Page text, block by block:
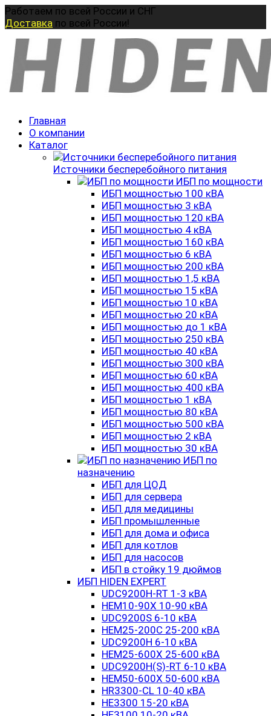
Перейти
к
Работаем по всей России и СНГ
Доставка по всей России!
Главная
О компании
Каталог
Источники бесперебойного питания
ИБП по мощности
ИБП мощностью 100 кВА
ИБП мощностью 3 кВА
ИБП мощностью 120 кВА
ИБП мощностью 4 кВА
ИБП мощностью 160 кВА
ИБП мощностью 6 кВА
ИБП мощностью 200 кВА
ИБП мощностью 1,5 кВА
ИБП мощностью 15 кВА
ИБП мощностью 10 кВА
ИБП мощностью 20 кВА
ИБП мощностью до 1 кВА
ИБП мощностью 250 кВА
ИБП мощностью 40 кВА
ИБП мощностью 300 кВА
ИБП мощностью 60 кВА
ИБП мощностью 400 кВА
ИБП мощностью 1 кВА
ИБП мощностью 80 кВА
ИБП мощностью 500 кВА
ИБП мощностью 2 кВА
ИБП мощностью 30 кВА
ИБП по
назначению
ИБП для ЦОД
ИБП для сервера
ИБП для медицины
ИБП промышленные
ИБП для дома и офиса
ИБП для котлов
ИБП для насосов
ИБП в стойку 19 дюймов
ИБП HIDEN EXPERT
UDC9200H-RT 1-3 кВА
HEM10-90X 10-90 кВА
UDC9200S 6-10 кВА
HEM25-200C 25-200 кВА
UDC9200H 6-10 кВА
HEM25-600X 25-600 кВА
UDC9200H(S)-RT 6-10 кВА
HEM50-600X 50-600 кВА
HR3300-CL 10-40 кВА
HE3300 15-20 кВА